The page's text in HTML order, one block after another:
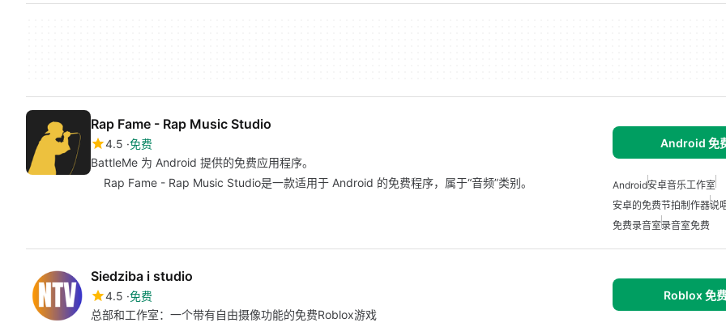
Rap Fame - Rap Music Studio
4.5 免费
BattleMe 为 Android 提供的免费应用程序。
Android 免
Rap Fame - Rap Music Studio是一款适用于 Android 的免费程序，属于“音频”类别。 Android安卓音乐工作室
安卓的免费节拍制作器说
免费录音室录音室免费
Siedziba i studio
4.5 免费
总部和工作室：一个带有自由摄像功能的免费Roblox游戏
Roblox 免